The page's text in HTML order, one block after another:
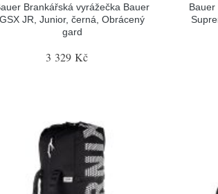
Brankářská vyrážečka Bauer
GSX JR, Junior, černá, Obrácený
gard
3 329 Kč
Bauer